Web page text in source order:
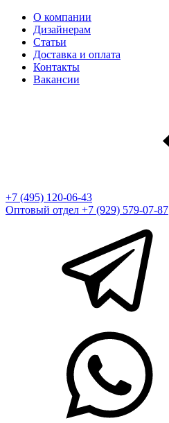
О компании
Дизайнерам
Статьи
Доставка и оплата
Контакты
Вакансии
+7 (495) 120-06-43
Оптовый отдел +7 (929) 579-07-87